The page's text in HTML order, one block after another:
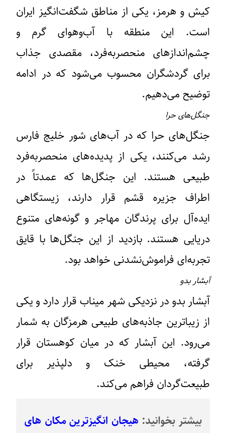
کیش و هرمز، یکی از مناطق شگفت‌انگیز ایران
است. این منطقه با آب‌وهوای گرم و
چشم‌اندازهای منحصربه‌فرد، مقصدی جذاب
برای گردشگران محسوب می‌شود که در ادامه
توضیح می‌دهیم.
جنگل‌های حرا
جنگل‌های حرا که در آب‌های شور خلیج فارس
رشد می‌کنند، یکی از پدیده‌های منحصر‌به‌فرد
طبیعی هستند. این جنگل‌ها که عمدتاً در
اطراف جزیره قشم قرار دارند، زیستگاهی
ایده‌آل برای پرندگان مهاجر و گونه‌های متنوع
دریایی هستند. بازدید از این جنگل‌ها با قایق
تجربه‌ای فراموش‌نشدنی خواهد بود.
آبشار بدو
آبشار بدو در نزدیکی شهر میناب قرار دارد و یکی
از زیباترین جاذبه‌های طبیعی هرمزگان به شمار
می‌رود. این آبشار که در میان کوهستان قرار
گرفته، محیطی خنک و دلپذیر برای
طبیعت‌گردان فراهم می‌کند.
بیشتر بخوانید: هیجان انگیزترین مکان های